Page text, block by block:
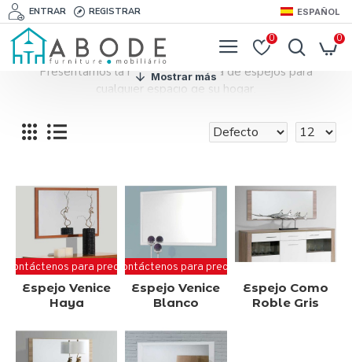
ENTRAR REGISTRAR ESPAÑOL
0 0
Presentamos la más variada gama de espejos para
cualquier espacio de su hogar.
Elige el espejo ideal para el espacio donde va a ser
Contáctenos para precio
Espejo Venice
Haya
Contáctenos para precio
Espejo Venice
Blanco
Espejo Como
Roble Gris